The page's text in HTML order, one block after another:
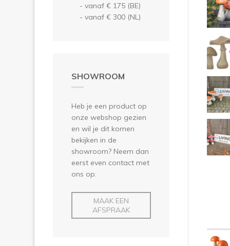
- vanaf € 175 (BE)
- vanaf € 300 (NL)
SHOWROOM
Heb je een product op
onze webshop gezien
en wil je dit komen
bekijken in de
showroom? Neem dan
eerst even contact met
ons op.
MAAK EEN
AFSPRAAK